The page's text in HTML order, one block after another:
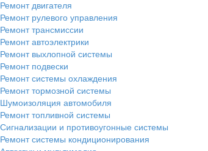
Ремонт двигателя
Ремонт рулевого управления
Ремонт трансмиссии
Ремонт автоэлектрики
Ремонт выхлопной системы
Ремонт подвески
Ремонт системы охлаждения
Ремонт тормозной системы
Шумоизоляция автомобиля
Ремонт топливной системы
Сигнализации и противоугонные системы
Ремонт системы кондиционирования